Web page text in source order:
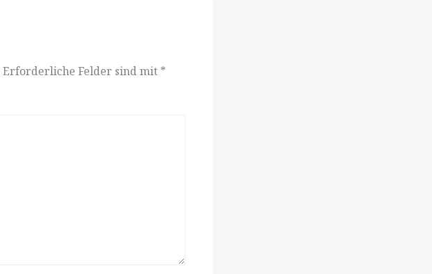
Erforderliche Felder sind mit *